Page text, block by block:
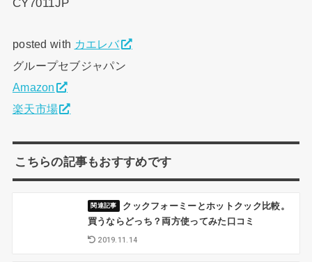
CY7011JP
posted with カエレバ
グループセブジャパン
Amazon
楽天市場
こちらの記事もおすすめです
クックフォーミーとホットクック比較。
買うならどっち？両方使ってみた口コミ
2019.11.14